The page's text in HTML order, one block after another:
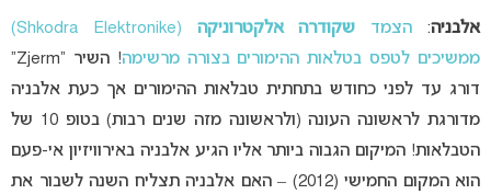
אלבניה: הצמד שקודרה אלקטרוניקה
(Shkodra Elektronike)
ממשיכים לטפס בטלאות ההימורים בצורה מרשימה
! השיר “Zjerm”
דורג עד לפני כחודש בתחתית טבלאות ההימורים אך כעת אלבניה
מדורגת לראשונה העונה (ולראשונה מזה שנים רבות) בטופ 10 של
הטבלאות! המיקום הגבוה ביותר אליו הגיע אלבניה באירוויזיון אי-פעם
הוא המקום החמישי (2012) – האם אלבניה תצליח השנה לשבור את